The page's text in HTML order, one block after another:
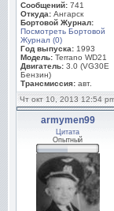
Сообщений: 741
Откуда: Ангарск
Бортовой Журнал:
Посмотреть Бортовой
Журнал (0)
Год выпуска: 1993
Модель: Terrano WD21
Двигатель: 3.0 (VG30E
Бензин)
Трансмиссия: авт.
Чт окт 10, 2013 12:54
armymen99
Цитата
Опытный